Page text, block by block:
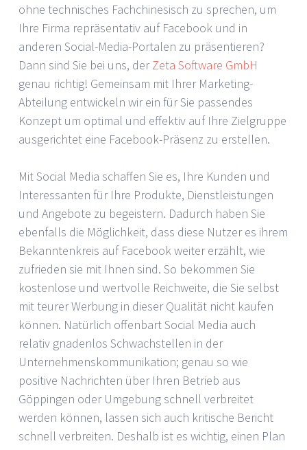
ohne technisches Fachchinesisch zu sprechen, um
Ihre Firma repräsentativ auf Facebook und in
anderen Social-Media-Portalen zu präsentieren?
Dann sind Sie bei uns, derZeta Software GmbH
genau richtig! Gemeinsam mit Ihrer Marketing-
Abteilung entwickeln wir ein für Sie passendes
Konzept um optimal und effektiv auf Ihre Zielgruppe
ausgerichtet eine Facebook-Präsenz zu erstellen.
Mit Social Media schaffen Sie es, Ihre Kunden und
Interessanten für Ihre Produkte, Dienstleistungen
und Angebote zu begeistern. Dadurch haben Sie
ebenfalls die Möglichkeit, dass diese Nutzer es ihrem
Bekanntenkreis auf Facebook weiter erzählt, wie
zufrieden sie mit Ihnen sind. So bekommen Sie
kostenlose und wertvolle Reichweite, die Sie selbst
mit teurer Werbung in dieser Qualität nicht kaufen
können. Natürlich offenbart Social Media auch
relativ gnadenlos Schwachstellen in der
Unternehmenskommunikation; genau so wie
positive Nachrichten über Ihren Betrieb aus
Göppingen oder Umgebung schnell verbreitet
werden können, lassen sich auch kritische Bericht
schnell verbreiten. Deshalb ist es wichtig, einen Plan